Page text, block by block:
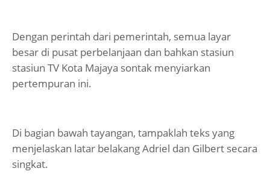
Dengan perintah dari pemerintah, semua layar
besar di pusat perbelanjaan dan bahkan stasiun
stasiun TV Kota Majaya sontak menyiarkan
pertempuran ini.
Di bagian bawah tayangan, tampaklah teks yang
menjelaskan latar belakang Adriel dan Gilbert secara
singkat.